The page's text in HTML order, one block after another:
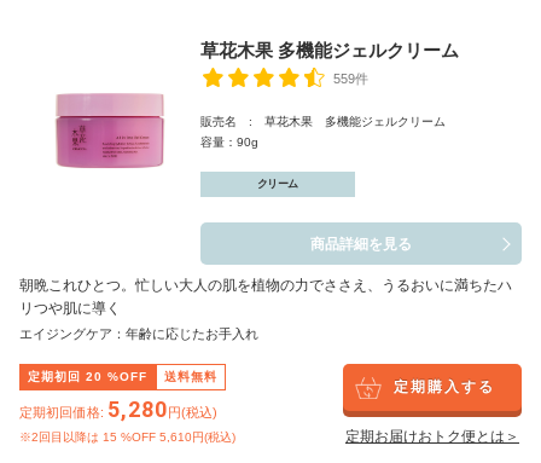
草花木果 多機能ジェルクリーム
559件
販売名 : 草花木果 多機能ジェルクリーム
容量：90g
クリーム
商品詳細を見る
朝晩これひとつ。忙しい大人の肌を植物の力でささえ、うるおいに満ちたハ
リつや肌に導く
エイジングケア：年齢に応じたお手入れ
定期初回 20 %OFF 送料無料
定期初回価格: 5,280円(税込)
※2回目以降は 15 %OFF 5,610円(税込)
定期購入する
定期お届けおトク便とは＞